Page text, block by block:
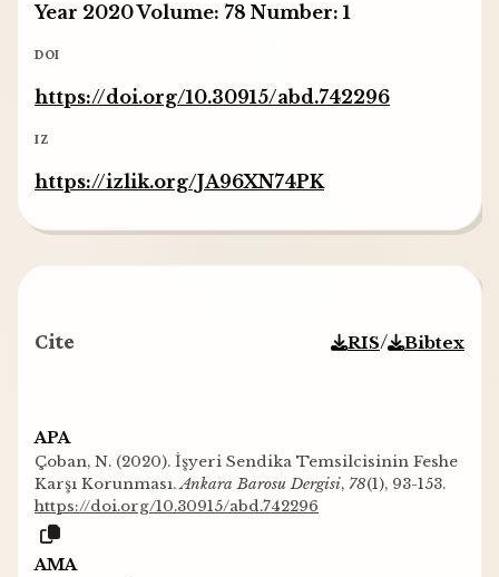
Year 2020 Volume: 78 Number: 1
DOI
https://doi.org/10.30915/abd.742296
IZ
https://izlik.org/JA96XN74PK
Cite RIS/ Bibtex
APA
Çoban, N. (2020). İşyeri Sendika Temsilcisinin Feshe
Karşı Korunması.Ankara Barosu Dergisi, 78(1), 93-153.
https://doi.org/10.30915/abd.742296
AMA